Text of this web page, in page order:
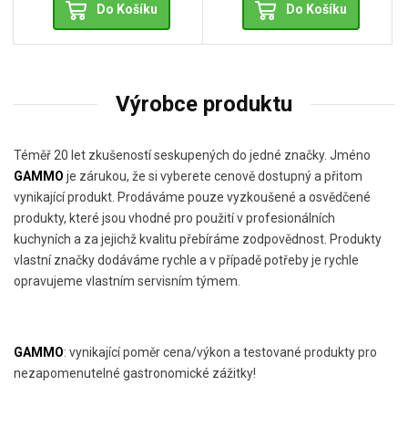
Do Košíku Do Košíku
Výrobce produktu
Téměř 20 let zkušeností seskupených do jedné značky. Jméno
GAMMO je zárukou, že si vyberete cenově dostupný a přitom
vynikající produkt. Prodáváme pouze vyzkoušené a osvědčené
produkty, které jsou vhodné pro použití v profesionálních
kuchyních a za jejichž kvalitu přebíráme zodpovědnost. Produkty
vlastní značky dodáváme rychle a v případě potřeby je rychle
opravujeme vlastním servisním týmem.
GAMMO: vynikající poměr cena/výkon a testované produkty pro
nezapomenutelné gastronomické zážitky!